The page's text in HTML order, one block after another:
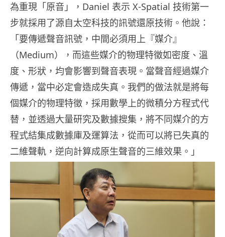
為重現「原音」，Daniel 表示 X-Spatial 技術第一
步就採用了源自太空科技的訊號還原技術。他說：
「要傳遞聲音訊號，中間必須用上『媒介』
（Medium），而這些媒介的物理特徵如密度、溫
度、形狀，均會影響到聲音表現。當聲音經過媒介
傳遞，當中必定會造成失真。我們的做法就是將每
個媒介的物理特徵，採用數學上的微積分方程式代
替，並透過大量研究及數據搜集，將不同媒介的方
程式結集成數據庫及運算法，從而可以將已失真的
二維聲軌，逆向計算成原生聲音的三維效果。」